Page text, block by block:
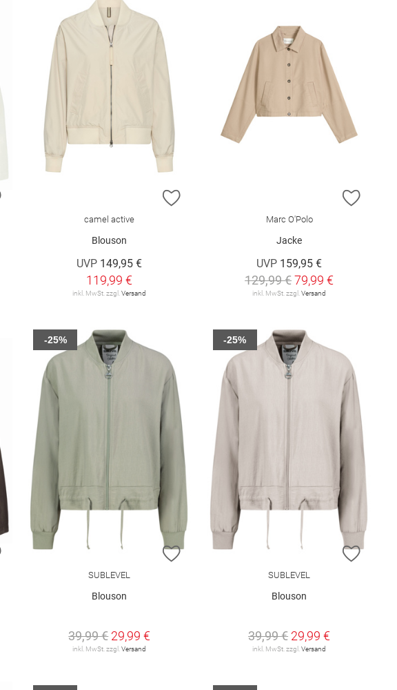
ZUR WUNSCHLISTE HINZUFÜGEN
camel active
Blouson
UVP 149,95 €
119,99 €
inkl. MwSt. zzgl.Versand
ZUR
Marc O'Polo
Jacke
UVP 159,95 €
129,99 €79,99 €
inkl. MwSt. zzgl.Versand
ZUR WUNSCHLISTE HINZUFÜGEN ZUR WUNSCHLISTE HINZUFÜGEN
SUBLEVEL
Blouson
39,99 € 29,99 €
inkl. MwSt. zzgl.Versand
-25%
ZUR
SUBLEVEL
Blouson
39,99 € 29,99 €
inkl. MwSt. zzgl.Versand
-25%